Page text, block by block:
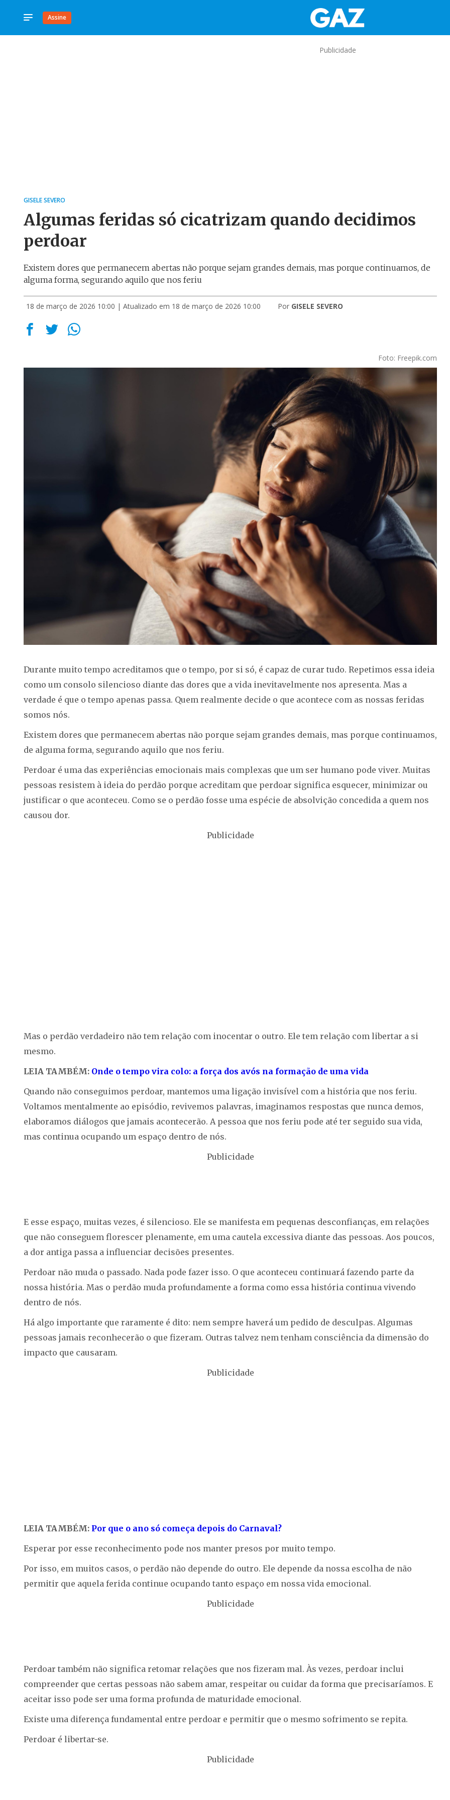
Assine
Publicidade
GISELE SEVERO
Algumas feridas só cicatrizam quando decidimos
perdoar
Existem dores que permanecem abertas não porque sejam grandes demais, mas porque continuamos, de
alguma forma, segurando aquilo que nos feriu
18 de março de 2026 10:00 | Atualizado em 18 de março de 2026 10:00 Por GISELE SEVERO
Foto: Freepik.com
Durante muito tempo acreditamos que o tempo, por si só, é capaz de curar tudo. Repetimos essa ideia
como um consolo silencioso diante das dores que a vida inevitavelmente nos apresenta. Mas a
verdade é que o tempo apenas passa. Quem realmente decide o que acontece com as nossas feridas
somos nós.
Existem dores que permanecem abertas não porque sejam grandes demais, mas porque continuamos,
de alguma forma, segurando aquilo que nos feriu.
Perdoar é uma das experiências emocionais mais complexas que um ser humano pode viver. Muitas
pessoas resistem à ideia do perdão porque acreditam que perdoar significa esquecer, minimizar ou
justificar o que aconteceu. Como se o perdão fosse uma espécie de absolvição concedida a quem nos
causou dor.
Publicidade
Mas o perdão verdadeiro não tem relação com inocentar o outro. Ele tem relação com libertar a si
mesmo.
LEIA TAMBÉM: Onde o tempo vira colo: a força dos avós na formação de uma vida
Quando não conseguimos perdoar, mantemos uma ligação invisível com a história que nos feriu.
Voltamos mentalmente ao episódio, revivemos palavras, imaginamos respostas que nunca demos,
elaboramos diálogos que jamais acontecerão. A pessoa que nos feriu pode até ter seguido sua vida,
mas continua ocupando um espaço dentro de nós.
Publicidade
E esse espaço, muitas vezes, é silencioso. Ele se manifesta em pequenas desconfianças, em relações
que não conseguem florescer plenamente, em uma cautela excessiva diante das pessoas. Aos poucos,
a dor antiga passa a influenciar decisões presentes.
Perdoar não muda o passado. Nada pode fazer isso. O que aconteceu continuará fazendo parte da
nossa história. Mas o perdão muda profundamente a forma como essa história continua vivendo
dentro de nós.
Há algo importante que raramente é dito: nem sempre haverá um pedido de desculpas. Algumas
pessoas jamais reconhecerão o que fizeram. Outras talvez nem tenham consciência da dimensão do
impacto que causaram.
Publicidade
LEIA TAMBÉM: Por que o ano só começa depois do Carnaval?
Esperar por esse reconhecimento pode nos manter presos por muito tempo.
Por isso, em muitos casos, o perdão não depende do outro. Ele depende da nossa escolha de não
permitir que aquela ferida continue ocupando tanto espaço em nossa vida emocional.
Publicidade
Perdoar também não significa retomar relações que nos fizeram mal. Às vezes, perdoar inclui
compreender que certas pessoas não sabem amar, respeitar ou cuidar da forma que precisaríamos. E
aceitar isso pode ser uma forma profunda de maturidade emocional.
Existe uma diferença fundamental entre perdoar e permitir que o mesmo sofrimento se repita.
Perdoar é libertar-se.
Publicidade